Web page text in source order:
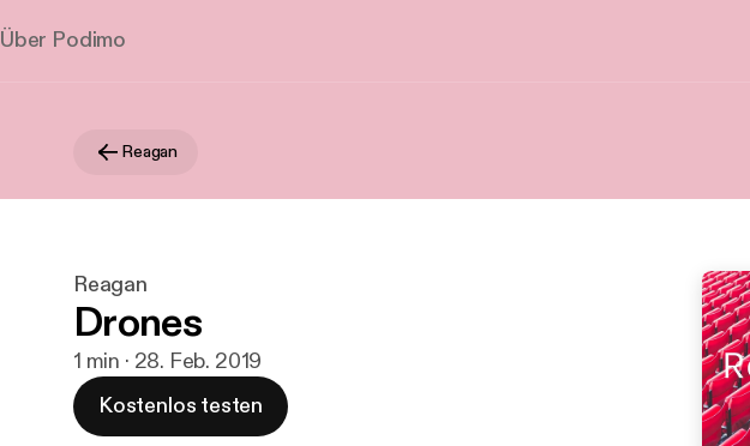
Über Podimo
Reagan
Reagan
Drones
1 min · 28. Feb. 2019
Kostenlos testen